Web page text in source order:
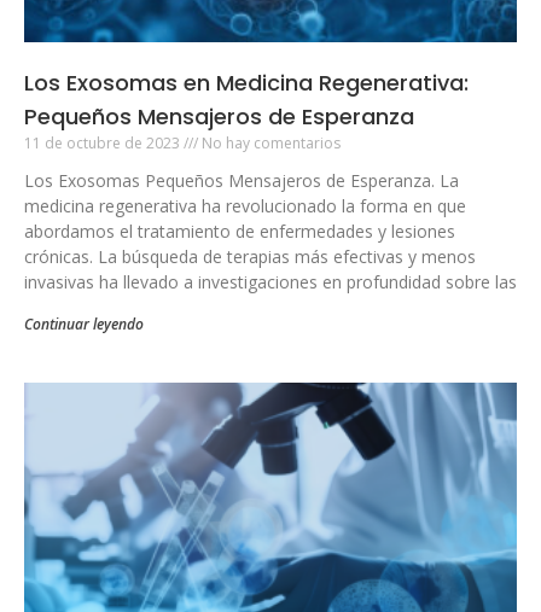
Los Exosomas en Medicina Regenerativa:
Pequeños Mensajeros de Esperanza
11 de octubre de 2023 No hay comentarios
Los Exosomas Pequeños Mensajeros de Esperanza. La
medicina regenerativa ha revolucionado la forma en que
abordamos el tratamiento de enfermedades y lesiones
crónicas. La búsqueda de terapias más efectivas y menos
invasivas ha llevado a investigaciones en profundidad sobre las
Continuar leyendo